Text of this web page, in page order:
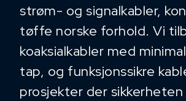
strøm- og signalkabler,
tøffe norske forhold. Vi
koaksialkabler med
tap, og funksjonssikre
prosjekter der sikkerheten